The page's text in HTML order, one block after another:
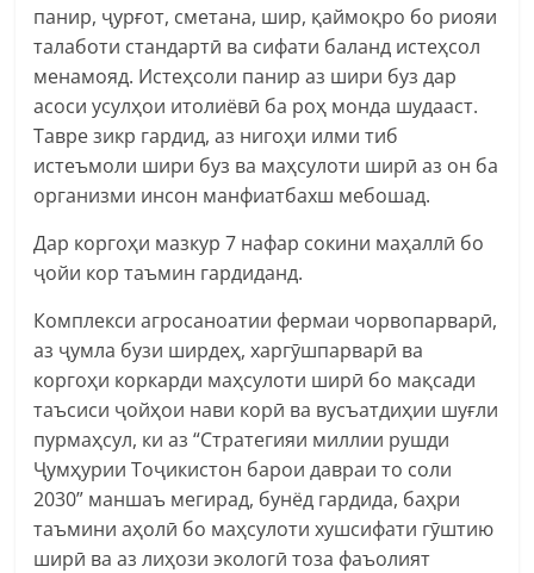
панир, ҷурғот, сметана, шир, қаймоқро бо риояи
талаботи стандартӣ ва сифати баланд истеҳсол
менамояд. Истеҳсоли панир аз шири буз дар
асоси усулҳои итолиёвӣ ба роҳ монда шудааст.
Тавре зикр гардид, аз нигоҳи илми тиб
истеъмоли шири буз ва маҳсулоти ширӣ аз он ба
организми инсон манфиатбахш мебошад.
Дар коргоҳи мазкур 7 нафар сокини маҳаллӣ бо
ҷойи кор таъмин гардиданд.
Комплекси агросаноатии фермаи чорвопарварӣ,
аз ҷумла бузи ширдеҳ, харгӯшпарварӣ ва
коргоҳи коркарди маҳсулоти ширӣ бо мақсади
таъсиси ҷойҳои нави корӣ ва вусъатдиҳии шуғли
пурмаҳсул, ки аз “Стратегияи миллии рушди
Ҷумҳурии Тоҷикистон барои давраи то соли
2030” маншаъ мегирад, бунёд гардида, баҳри
таъмини аҳолӣ бо маҳсулоти хушсифати гӯштию
ширӣ ва аз лиҳози экологӣ тоза фаъолият